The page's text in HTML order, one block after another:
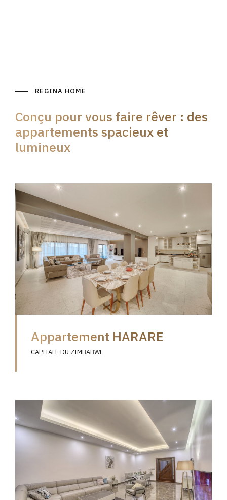
REGINA HOME
Conçu pour vous faire rêver : des
appartements spacieux et
lumineux
Appartement HARARE
CAPITALE DU ZIMBABWE